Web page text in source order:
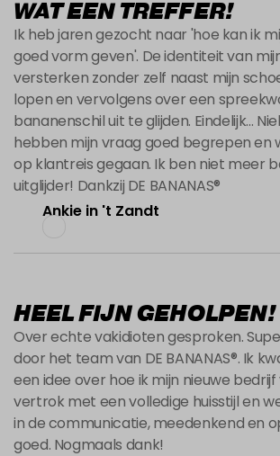
WAT EEN TREFFER!
Ik heb jaren gezocht naar 'hoe kan ik
goed vorm geven'. De identiteit van
versterken zonder zelf naast mijn
lopen en vervolgens over een
bananenschil uit te glijden. Eindelijk...
hebben mijn vraag goed begrepen en
op klantreis gegaan. Ik ben niet meer
uitglijder! Dankzij DE BANANAS®
Ankie in 't Zandt
HEEL FIJN GEHOLPEN!
Over echte vakidioten gesproken.
door het team van DE BANANAS®. Ik
een idee over hoe ik mijn nieuwe
vertrok met een volledige huisstijl en
in de communicatie, meedenkend en
goed. Nogmaals dank!